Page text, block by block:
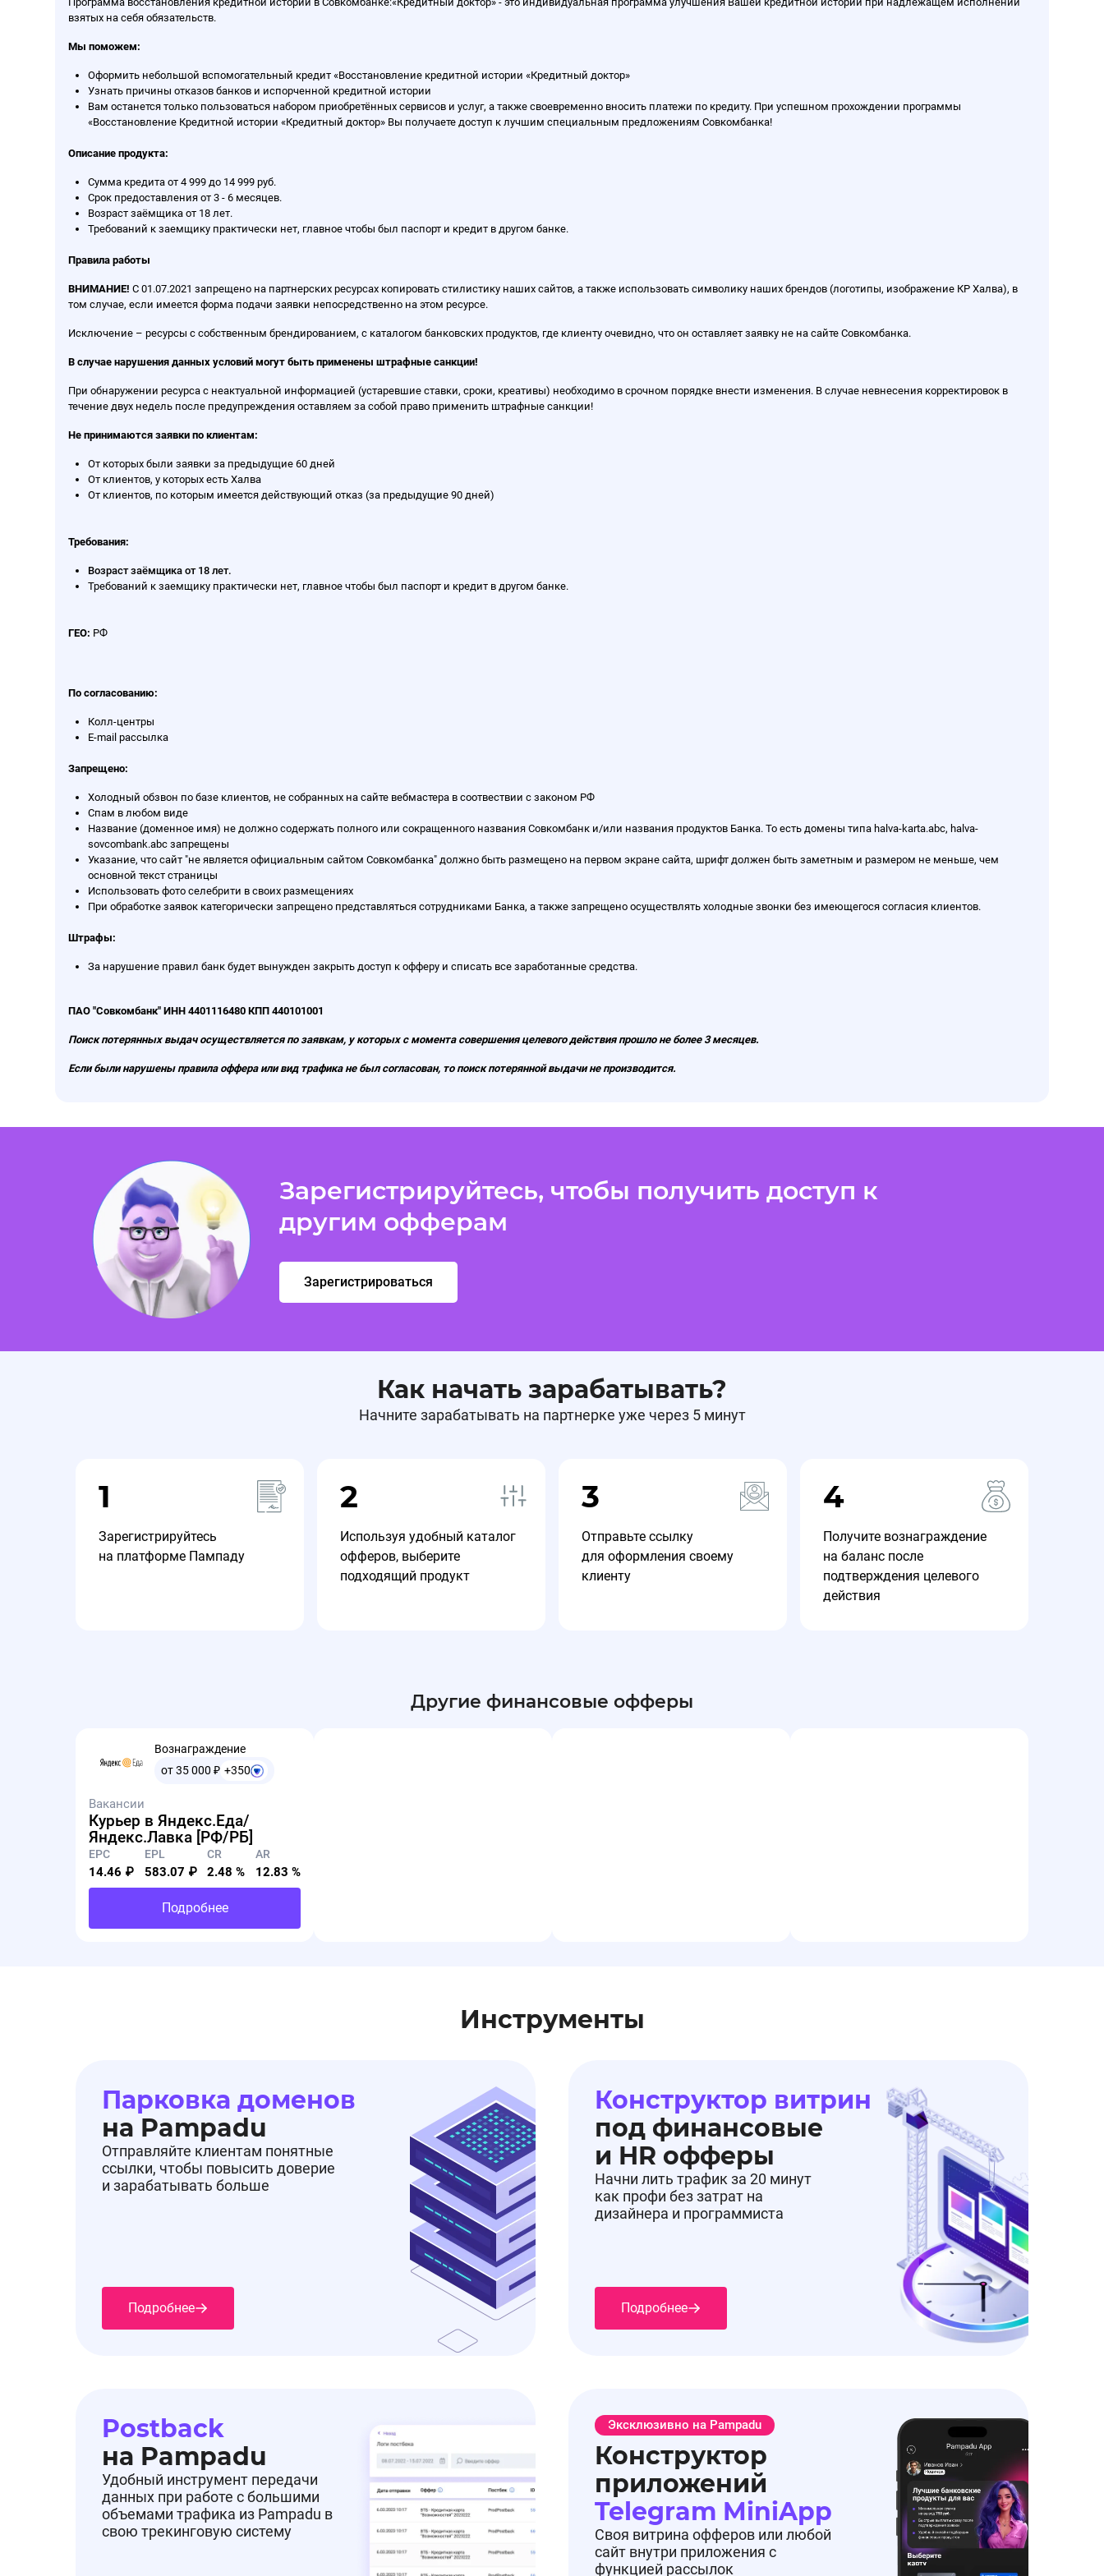
взятых на себя обязательств.
Мы поможем:
Оформить небольшой вспомогательный кредит «Восстановление кредитной истории «Кредитный доктор»
Узнать причины отказов банков и испорченной кредитной истории
Вам останется только пользоваться набором приобретённых сервисов и услуг, а также своевременно вносить платежи по кредиту. При успешном прохождении программы
«Восстановление Кредитной истории «Кредитный доктор» Вы получаете доступ к лучшим специальным предложениям Совкомбанка!
Описание продукта:
Сумма кредита от 4 999 до 14 999 руб.
Срок предоставления от 3 - 6 месяцев.
Возраст заёмщика от 18 лет.
Требований к заемщику практически нет, главное чтобы был паспорт и кредит в другом банке.
Правила работы
ВНИМАНИЕ! С 01.07.2021 запрещено на партнерских ресурсах копировать стилистику наших сайтов, а также использовать символику наших брендов (логотипы, изображение КР Халва), в
том случае, если имеется форма подачи заявки непосредственно на этом ресурсе.
Исключение – ресурсы с собственным брендированием, с каталогом банковских продуктов, где клиенту очевидно, что он оставляет заявку не на сайте Совкомбанка.
В случае нарушения данных условий могут быть применены штрафные санкции!
При обнаружении ресурса с неактуальной информацией (устаревшие ставки, сроки, креативы) необходимо в срочном порядке внести изменения. В случае невнесения корректировок в
течение двух недель после предупреждения оставляем за собой право применить штрафные санкции!
Не принимаются заявки по клиентам:
От которых были заявки за предыдущие 60 дней
От клиентов, у которых есть Халва
От клиентов, по которым имеется действующий отказ (за предыдущие 90 дней)
Требования:
Возраст заёмщика от 18 лет.
Требований к заемщику практически нет, главное чтобы был паспорт и кредит в другом банке.
ГЕО: РФ
По согласованию:
Колл-центры
E-mail рассылка
Запрещено:
Холодный обзвон по базе клиентов, не собранных на сайте вебмастера в соотвествии с законом РФ
Спам в любом виде
Название (доменное имя) не должно содержать полного или сокращенного названия Совкомбанк и/или названия продуктов Банка. То есть домены типа halva-karta.abc, halva-
sovcombank.abc запрещены
Указание, что сайт "не является официальным сайтом Совкомбанка" должно быть размещено на первом экране сайта, шрифт должен быть заметным и размером не меньше, чем
основной текст страницы
Использовать фото селебрити в своих размещениях
При обработке заявок категорически запрещено представляться сотрудниками Банка, а также запрещено осуществлять холодные звонки без имеющегося согласия клиентов.
Штрафы:
За нарушение правил банк будет вынужден закрыть доступ к офферу и списать все заработанные средства.
ПАО "Совкомбанк" ИНН 4401116480 КПП 440101001
Поиск потерянных выдач осуществляется по заявкам, у которых с момента совершения целевого действия прошло не более 3 месяцев.
Если были нарушены правила оффера или вид трафика не был согласован, то поиск потерянной выдачи не производится.
Зарегистрируйтесь, чтобы получить доступ к
другим офферам
Зарегистрироваться
Как начать зарабатывать?
Начните зарабатывать на партнерке уже через 5 минут
1
Зарегистрируйтесь
на платформе Пампаду
2
Используя удобный каталог
офферов, выберите
подходящий продукт
3
Отправьте ссылку
для оформления своему
клиенту
4
Получите вознаграждение
на баланс после
подтверждения целевого
действия
Другие финансовые офферы
Вознаграждение
от 35 000 ₽ +350
Вакансии
Курьер в Яндекс.Еда/
Яндекс.Лавка [РФ/РБ]
EPC
14.46 ₽
EPL
583.07 ₽
CR
2.48 %
AR
12.83 %
Подробнее
Инструменты
Парковка доменов
на Pampadu
Отправляйте клиентам понятные
ссылки, чтобы повысить доверие
и зарабатывать больше
Подробнее
Конструктор витрин
под финансовые
и HR офферы
Начни лить трафик за 20 минут
как профи без затрат на
дизайнера и программиста
Подробнее
Postback
на Pampadu
Удобный инструмент передачи
данных при работе с большими
объемами трафика из Pampadu в
свою трекинговую систему
Эксклюзивно на Pampadu
Конструктор
приложений
Telegram MiniApp
Своя витрина офферов или любой
сайт внутри приложения с
функцией рассылок